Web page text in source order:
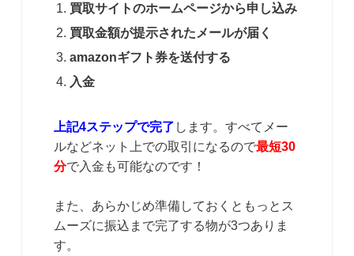
買取サイトのホームページから申し込み
買取金額が提示されたメールが届く
amazonギフト券を送付する
入金
上記4ステップで完了 します。すべてメー
ルなどネット上での取引になるので最短30
分で入金も可能なのです！
また、あらかじめ準備しておくともっとス
ムーズに振込まで完了する物が3つありま
す。